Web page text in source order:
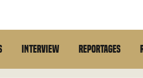
Interview Reportages